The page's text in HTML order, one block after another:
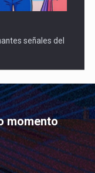
señales del
momento